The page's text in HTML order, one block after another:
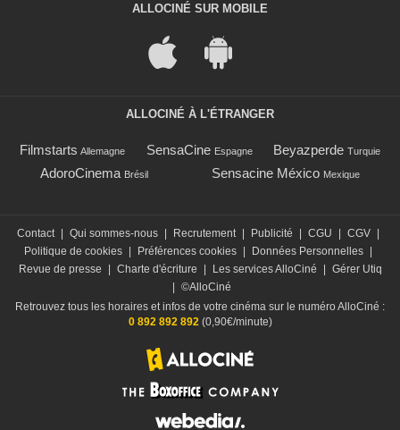
ALLOCINÉ SUR MOBILE
ALLOCINÉ À L'ÉTRANGER
Filmstarts Allemagne SensaCine Espagne Beyazperde Turquie
AdoroCinema Brésil Sensacine México Mexique
Contact | Qui sommes-nous | Recrutement | Publicité | CGU | CGV |
Politique de cookies | Préférences cookies | Données Personnelles |
Revue de presse
| Charte d'écriture | Les services AlloCiné | Gérer Utiq
| ©AlloCiné
Retrouvez tous les horaires et infos de votre cinéma sur le numéro AlloCiné :
0 892 892 892 (0,90€/minute)